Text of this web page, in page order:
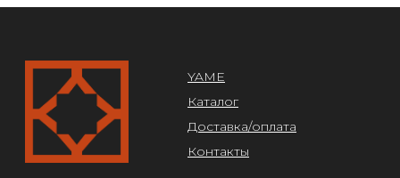
Design by @abakumik